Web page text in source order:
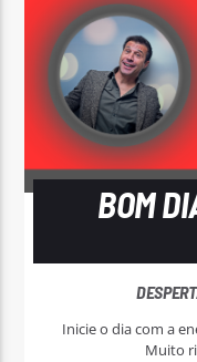
BOM
Inicie o dia com a
Muito